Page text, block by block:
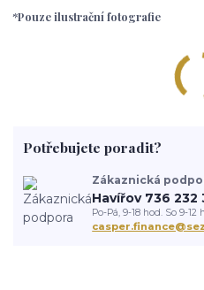
*Pouze ilustrační fotografie
Potřebujete poradit?
Zákaznická
Havířov 736 232
Po-Pá, 9-18 hod. So 9-12